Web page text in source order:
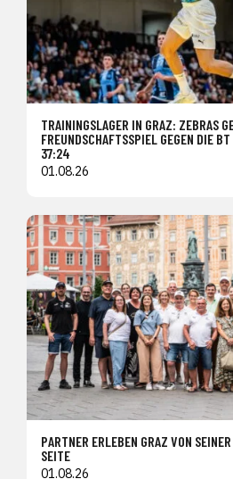
TRAININGSLAGER IN GRAZ: ZEBRAS
FREUNDSCHAFTSSPIEL GEGEN DIE
37:24
01.08.26
PARTNER ERLEBEN GRAZ VON
SEITE
01.08.26